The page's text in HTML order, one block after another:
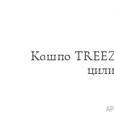
Кашпо